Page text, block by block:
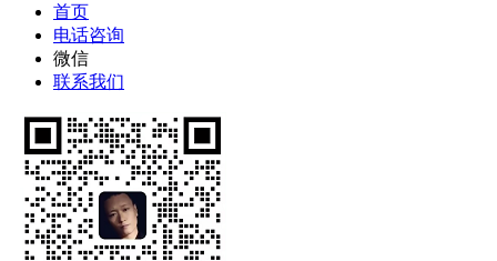
首页
电话咨询
微信
联系我们